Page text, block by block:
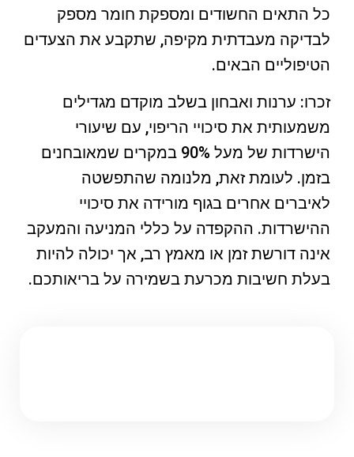
כל התאים החשודים ומספקת חומר מספק
לבדיקה מעבדתית מקיפה, שתקבע את הצעדים
הטיפוליים הבאים.
זכרו: ערנות ואבחון בשלב מוקדם מגדילים
משמעותית את סיכויי הריפוי, עם שיעורי
הישרדות של מעל 90% במקרים שמאובחנים
בזמן. לעומת זאת, מלנומה שהתפשטה
לאיברים אחרים בגוף מורידה את סיכויי
ההישרדות. ההקפדה על כללי המניעה והמעקב
אינה דורשת זמן או מאמץ רב, אך יכולה להיות
בעלת חשיבות מכרעת בשמירה על בריאותכם.